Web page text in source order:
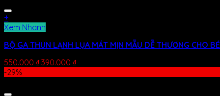
+
Xem Nhanh
BỘ GA THUN LẠNH LỤA MÁT MỊN MẪU DỄ THƯƠNG CHO
550.000 ₫ 390.000 ₫
-29%